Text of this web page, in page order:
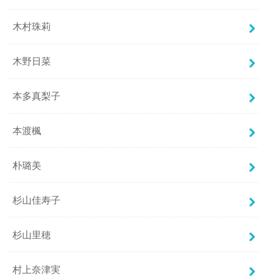
木村珠莉
木野日菜
本多真梨子
本渡楓
朴璐美
杉山佳寿子
杉山里穂
村上奈津実